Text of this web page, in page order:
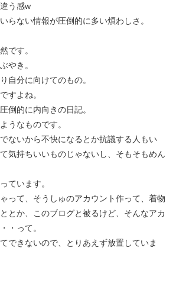
う感w
らない情報が圧倒的に多い煩わしさ。
です。
やき。
自分に向けてのもの。
すよね。
倒的に内向きの日記。
うなものです。
ないから不快になるとか抗議する人もい
気持ちいいものじゃないし、そもそもめん
ています。
って、そうしゅのアカウント作って、着物
とか、このブログと被るけど、そんなアカ
・って。
できないので、とりあえず放置していま